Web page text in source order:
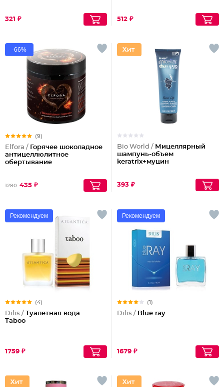
321 ₽ 512 ₽
-66%
(9)
Elfora / Горячее шоколадное
антицеллюлитное
обертывание
1280 435 ₽
Bio World / Мицеллярный
шампунь-объем
keratrix+муцин
393 ₽
Рекомендуем
(4)
Dilis / Туалетная вода
Taboo
1759 ₽
Рекомендуем
(1)
Dilis / Blue ray
1679 ₽